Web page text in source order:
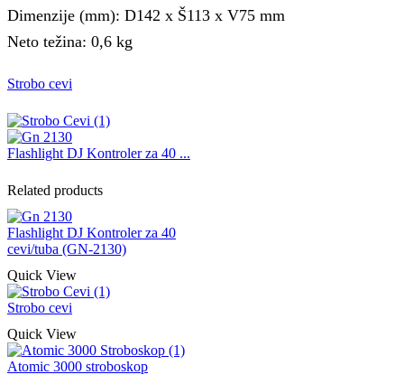
Dimenzije (mm): D142 x Š113 x V75 mm
Neto težina: 0,6 kg
Strobo cevi
Flashlight DJ Kontroler za 40 ...
Related products
Flashlight DJ Kontroler za 40
cevi/tuba (GN-2130)
Quick View
Strobo cevi
Quick View
Atomic 3000 stroboskop